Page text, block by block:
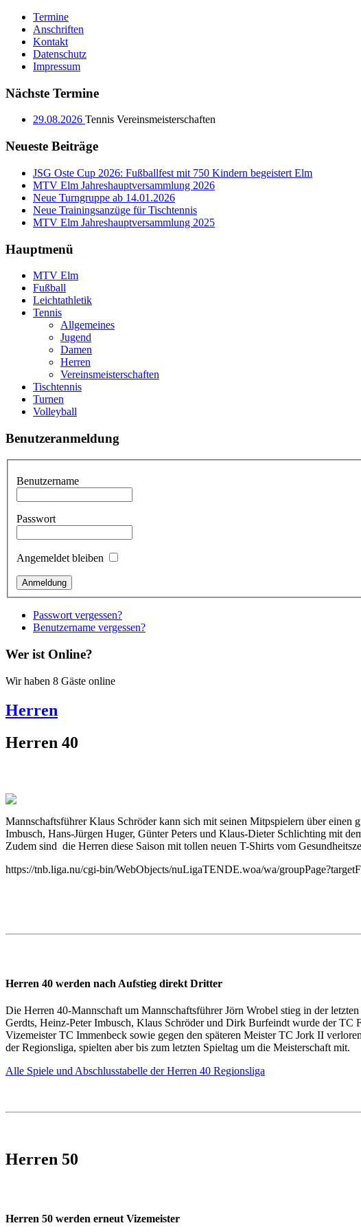
Termine
Anschriften
Kontakt
Datenschutz
Impressum
Nächste Termine
29.08.2026 Tennis Vereinsmeisterschaften
Neueste Beiträge
JSG Oste Cup 2026: Fußballfest mit 750 Kindern begeistert Elm
MTV Elm Jahreshauptversammlung 2026
Neue Turngruppe ab 14.01.2026
Neue Trainingsanzüge für Tischtennis
MTV Elm Jahreshauptversammlung 2025
Hauptmenü
MTV Elm
Fußball
Leichtathletik
Tennis
Allgemeines
Jugend
Damen
Herren
Vereinsmeisterschaften
Tischtennis
Turnen
Volleyball
Benutzeranmeldung
Benutzername
Passwort
Angemeldet bleiben
Passwort vergessen?
Benutzername vergessen?
Wer ist Online?
Wir haben 8 Gäste online
Herren
Herren 40
Mannschaftsführer Klaus Schröder kann sich mit seinen Mitpspielern über
Imbusch, Hans-Jürgen Huger, Günter Peters und Klaus-Dieter Schlichting mit
Zudem sind die Herren diese Saison mit tollen neuen T-Shirts vom
https://tnb.liga.nu/cgi-bin/WebObjects/nuLigaTENDE.woa/wa/
Herren 40 werden nach Aufstieg direkt Dritter
Die Herren 40-Mannschaft um Mannschaftsführer Jörn Wrobel stieg in der
Gerdts, Heinz-Peter Imbusch, Klaus Schröder und Dirk Burfeindt wurde der
Vizemeister TC Immenbeck sowie gegen den späteren Meister TC Jork II
der Regionsliga, spielten aber bis zum letzten Spieltag um die Meisterschaft mit.
Alle Spiele und Abschlusstabelle der Herren 40 Regionsliga
Herren 50
Herren 50 werden erneut Vizemeister